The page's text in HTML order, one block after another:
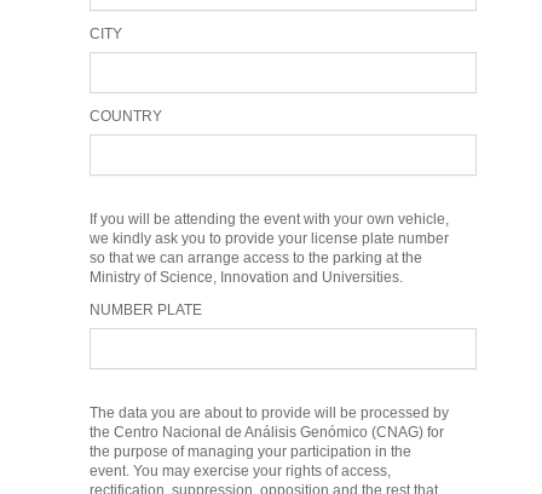
CITY
COUNTRY
If you will be attending the event with your own vehicle,
we kindly ask you to provide your license plate number
so that we can arrange access to the parking at the
Ministry of Science, Innovation and Universities.
NUMBER PLATE
The data you are about to provide will be processed by
the Centro Nacional de Análisis Genómico (CNAG) for
the purpose of managing your participation in the
event. You may exercise your rights of access,
rectification, suppression, opposition and the rest that